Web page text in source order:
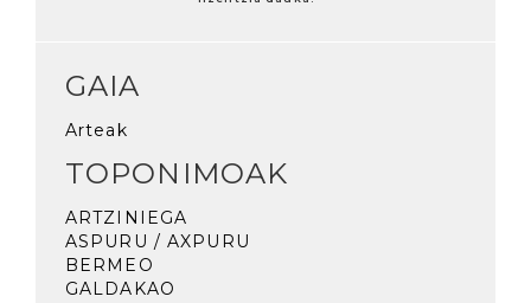
GAIA
Arteak
TOPONIMOAK
ARTZINIEGA
ASPURU / AXPURU
BERMEO
GALDAKAO